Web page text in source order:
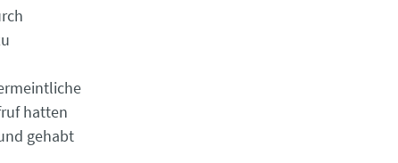
hatten
gehabt